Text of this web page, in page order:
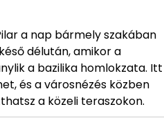
a nap bármely szakában
délután, amikor a
a bazilika homlokzata. Itt
és a városnézés közben
a közeli teraszokon.